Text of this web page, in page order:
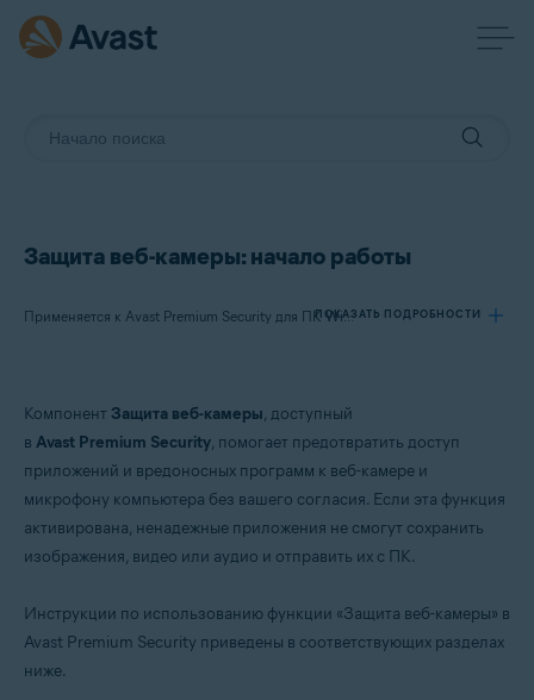
Защита веб-камеры: начало работы
Применяется к Avast Premium Security для ПК Windows
ПОКАЗАТЬ ПОДРОБНОСТИ
Продукты:
Avast Premium Security 23.x для ПК Windows
Microsoft Windows 11 Home / Pro / Enterprise / Education
разрядная версия
Microsoft Windows 8 / Pro / Enterprise — 32- или 64-разрядная версия
Enterprise / Ultimate — SP 1 с обновлением Convenient Rollup, 32- или
64-разрядная версия
Компонент Защита веб-камеры, доступный
в Avast Premium Security, помогает предотвратить доступ
приложений и вредоносных программ к веб-камере и
микрофону компьютера без вашего согласия. Если эта функция
активирована, ненадежные приложения не смогут сохранить
изображения, видео или аудио и отправить их с ПК.
Инструкции по использованию функции «Защита веб-камеры» в
Avast Premium Security приведены в соответствующих разделах
ниже.